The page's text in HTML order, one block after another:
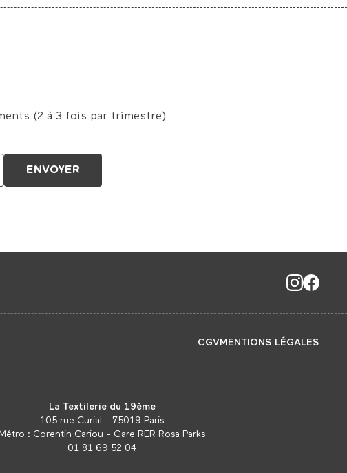
(2 à 3 fois par trimestre)
CGVMENTIONS LÉGALES
La Textilerie du 19ème
105 rue Curial - 75019 Paris
Métro : Corentin Cariou - Gare RER Rosa Parks
01 81 69 52 04